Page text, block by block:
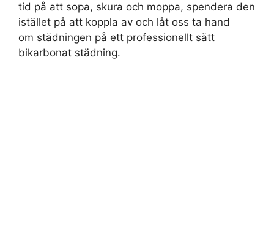
tid på att sopa, skura och moppa, spendera den
istället på att koppla av och låt oss ta hand
om städningen på ett professionellt sätt
bikarbonat städning.